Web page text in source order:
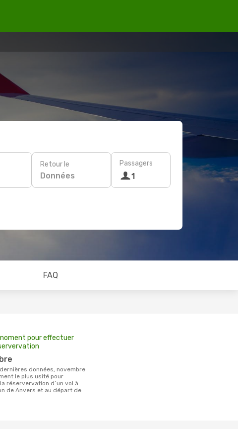
Retour le
Données
Passagers
1
FAQ
pour effectuer
le plus usité pour
réservervation d´un vol à
de Anvers et au départ de